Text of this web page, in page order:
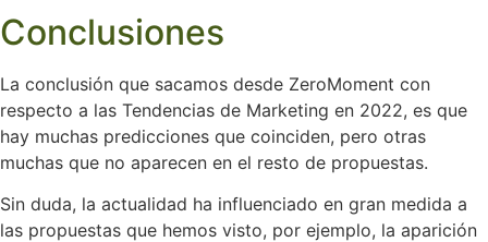
Conclusiones
La conclusión que sacamos desde ZeroMoment con
respecto a las Tendencias de Marketing en 2022, es que
hay muchas predicciones que coinciden, pero otras
muchas que no aparecen en el resto de propuestas.
Sin duda, la actualidad ha influenciado en gran medida a
las propuestas que hemos visto, por ejemplo, la aparición